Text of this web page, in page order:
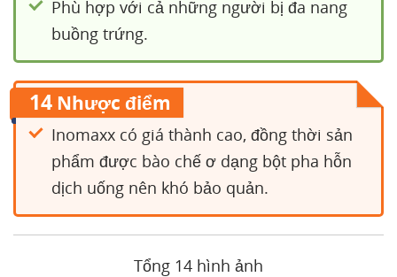
Phù hợp với cả những người bị đa nang
buồng trứng.
14 Nhược điểm
Inomaxx có giá thành cao, đồng thời sản
phẩm được bào chế ơ dạng bột pha hỗn
dịch uống nên khó bảo quản.
Tổng 14 hình ảnh